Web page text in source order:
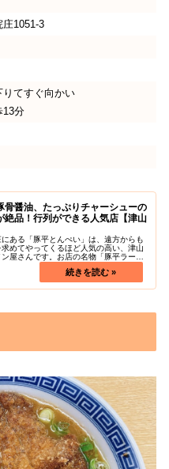
庄1051-3
てすぐ向かい
13分
骨醤油、たっぷりチャーシューの
絶品！行列ができる人気店【津山
ある「豚平とんぺい」は、遠方からも
めてやってくるほど人気の高い、津山
屋さんです。お店の名物「豚平ラーメ
ューがたくさん載って850円というコス